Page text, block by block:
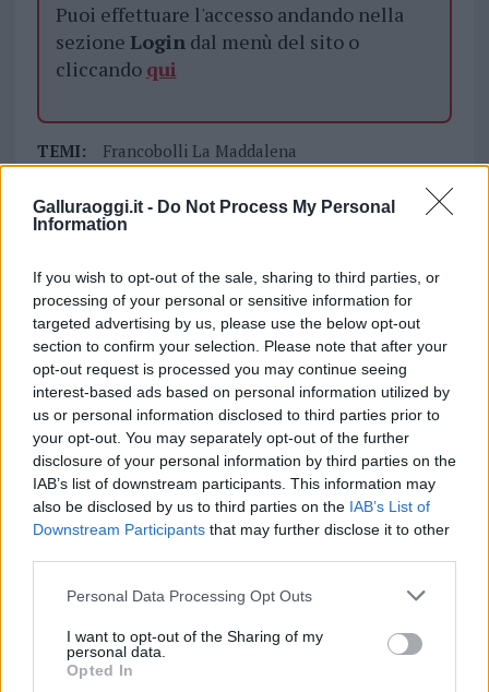
Galluraoggi.it - Do Not Process My Personal
Information
If you wish to opt-out of the sale, sharing to third parties, or
processing of your personal or sensitive information for
targeted advertising by us, please use the below opt-out
section to confirm your selection. Please note that after your
opt-out request is processed you may continue seeing
interest-based ads based on personal information utilized by
us or personal information disclosed to third parties prior to
your opt-out. You may separately opt-out of the further
disclosure of your personal information by third parties on the
IAB’s list of downstream participants. This information may
also be disclosed by us to third parties on the IAB’s List of
Downstream Participants that may further disclose it to other
Please note that this website/app uses one or more Google
not limited to your visit or usage behaviour. You may click to
grant or deny consent to Google and its third-party tags to
use your data for below specified purposes in below Google
Personal Data Processing Opt Outs
I want to opt-out of the Sharing of my
personal data.
Opted In
Puoi effettuare l'accesso andando nella
sezione Logindal menù del sito o
cliccando qui
TEMI:
Francobolli La Maddalena
Scuola Sottufficiali La Maddalena
Entra nel canale telegram di
GalluraOggi.it
Inviaci le tue segnalazioni,
i tuoi video e le tue foto
Su WhatsApp al numero +39
345 356 7512
Ricevi le nostre ultime news